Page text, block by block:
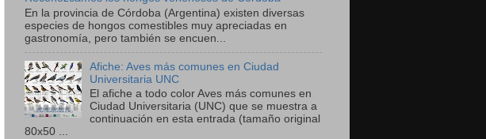
En la provincia de Córdoba (Argentina) existen diversas
especies de hongos comestibles muy apreciadas en
gastronomía, pero también se encuen...
Afiche: Aves más comunes en Ciudad
Universitaria UNC
El afiche a todo color Aves más comunes en
Ciudad Universitaria (UNC) que se muestra a
continuación en esta entrada (tamaño original
80x50 ...